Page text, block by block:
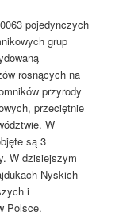
pojedynczych
grup
rosnących na
przyrody
przeciętnie
W
są 3
W dzisiejszym
Nyskich
i
Polsce.